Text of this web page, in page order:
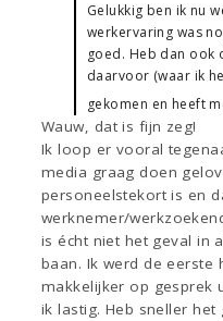
Gelukkig ben ik nu
werkervaring was
goed. Heb dan ook
daarvoor (waar ik
gekomen en heeft
Wauw, dat is fijn zeg!
Ik loop er vooral
media graag doen
personeelstekort is en
werknemer/
is écht niet het geval in
baan. Ik werd de eerste
makkelijker op gesprek
ik lastig. Heb sneller